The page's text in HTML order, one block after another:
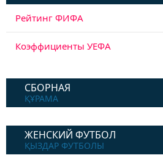
Рейтинг ФИФА
Коэффициенты УЕФА
СБОРНАЯ
ҚҰРАМА
ЖЕНСКИЙ ФУТБОЛ
ҚЫЗДАР ФУТБОЛЫ